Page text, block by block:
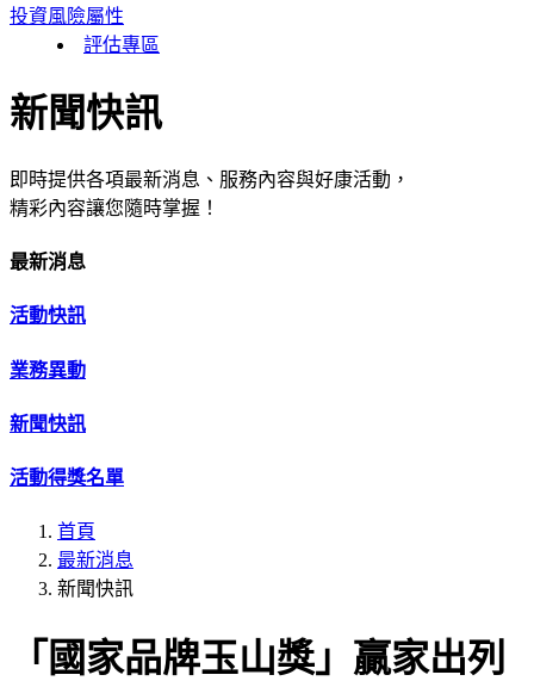
投資風險屬性
評估專區
新聞快訊
即時提供各項最新消息、服務內容與好康活動，
精彩內容讓您隨時掌握！
最新消息
活動快訊
業務異動
新聞快訊
活動得獎名單
首頁
最新消息
新聞快訊
「國家品牌玉山獎」贏家出列